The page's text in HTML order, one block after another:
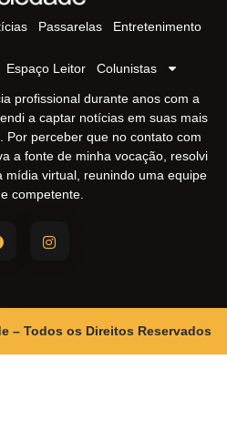
Passarelas Entretenimento
Espaço Leitor Colunistas
profissional durante anos com a
a captar notícias em suas mais
Por perceber que no contato com
a fonte de minha vocação, resolvi
mídia virtual, reunindo uma equipe
competente.
– Todos os Direitos Reservados